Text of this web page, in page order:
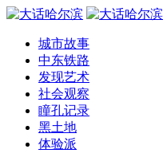
城市故事
中东铁路
发现艺术
社会观察
瞳孔记录
黑土地
体验派